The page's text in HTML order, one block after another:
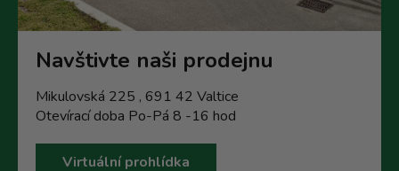
Navštivte naši prodejnu
Mikulovská 225 , 691 42 Valtice
Otevírací doba Po-Pá 8 -16 hod
Virtuální prohlídka